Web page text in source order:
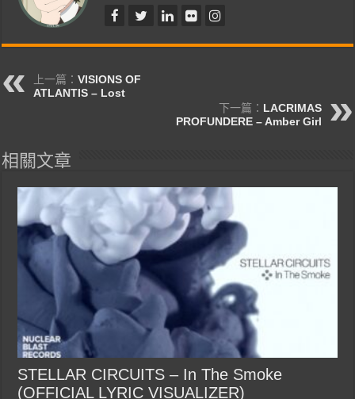
上一篇：VISIONS OF
ATLANTIS – Lost
下一篇： LACRIMAS
PROFUNDERE – Amber Girl
相關文章
STELLAR CIRCUITS – In The Smoke
(OFFICIAL LYRIC VISUALIZER)